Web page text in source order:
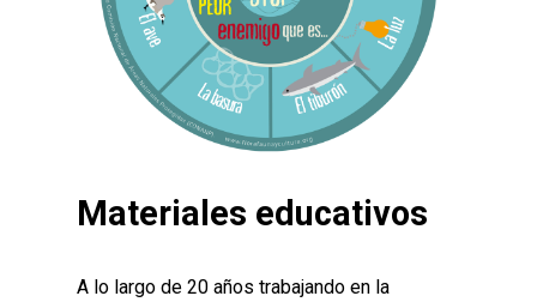
Materiales educativos
A lo largo de 20 años trabajando en la